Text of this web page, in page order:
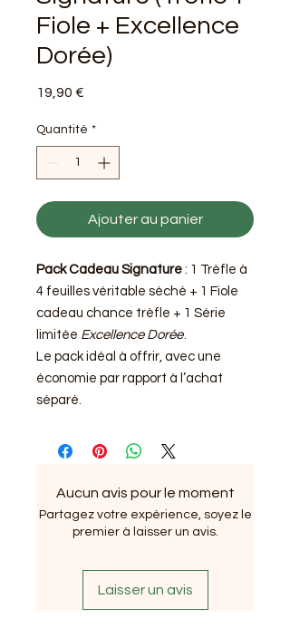
Fiole + Excellence
Dorée)
19,90 €
Quantité *
Ajouter au panier
Pack Cadeau Signature : 1 Trèfle à
4 feuilles véritable séché + 1 Fiole
cadeau chance trèfle + 1 Série
limitée Excellence Dorée.
Le pack idéal à offrir, avec une
économie par rapport à l’achat
séparé.
Aucun avis pour le moment
Partagez votre expérience, soyez le
premier à laisser un avis.
Laisser un avis